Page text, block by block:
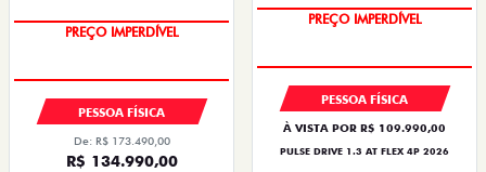
PREÇO IMPERDÍVEL
PESSOA FÍSICA
De: R$ 173.490,00
R$ 134.990,00
PREÇO IMPERDÍVEL
PESSOA FÍSICA
À VISTA POR R$ 109.990,00
PULSE DRIVE 1.3 AT FLEX 4P 2026